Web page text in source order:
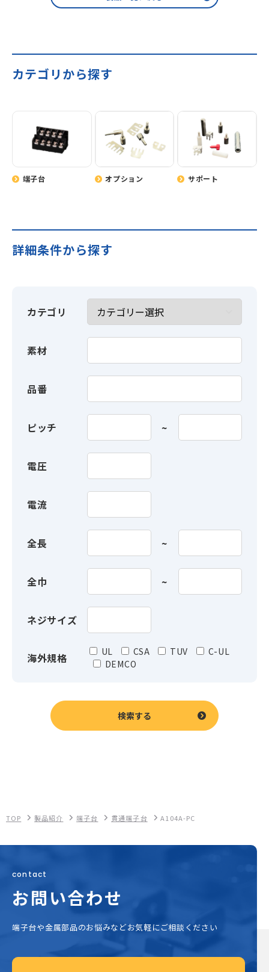
カテゴリから探す
端子台 オプション サポート
詳細条件から探す
カテゴリ
素材
品番
ピッチ
電圧
電流
全長
全巾
ネジサイズ
海外規格 UL CSA TUV
C-UL
DEMCO
検索する
TOP 製品紹介 端子台 貫通端子台 A104A-PC
contact
お問い合わせ
端子台や金属部品のお悩みなどお気軽にご相談ください